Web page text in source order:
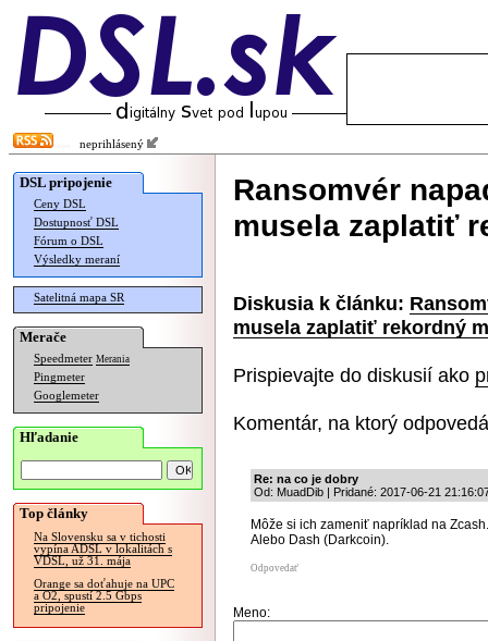
neprihlásený
DSL pripojenie
Ceny DSL
Dostupnosť DSL
Fórum o DSL
Výsledky meraní
Satelitná mapa SR
Merače
Speedmeter Merania
Pingmeter
Googlemeter
Hľadanie
Top články
Na Slovensku sa v tichosti
vypína ADSL v lokalitách s
VDSL, už 31. mája
Orange sa doťahuje na UPC
a O2, spustí 2.5 Gbps
pripojenie
Ransomvér
musela zaplatiť
Diskusia k článku:
musela zaplatiť rekordný
Prispievajte do diskusií ako
Komentár, na ktorý
Re: na co je dobry
Od: MuadDib | Pridané: 2017-06-21
Môže si ich zameniť napríklad na Zcash.
Alebo Dash (Darkcoin).
Odpovedať
Meno: